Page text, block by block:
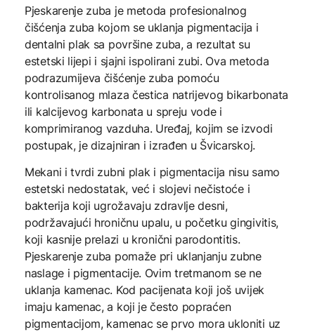
Pjeskarenje zuba je metoda profesionalnog
čišćenja zuba kojom se uklanja pigmentacija i
dentalni plak sa površine zuba, a rezultat su
estetski lijepi i sjajni ispolirani zubi. Ova metoda
podrazumijeva čišćenje zuba pomoću
kontrolisanog mlaza čestica natrijevog bikarbonata
ili kalcijevog karbonata u spreju vode i
komprimiranog vazduha. Uređaj, kojim se izvodi
postupak, je dizajniran i izrađen u Švicarskoj.
Mekani i tvrdi zubni plak i pigmentacija nisu samo
estetski nedostatak, već i slojevi nečistoće i
bakterija koji ugrožavaju zdravlje desni,
podržavajući hroničnu upalu, u početku gingivitis,
koji kasnije prelazi u kronični parodontitis.
Pjeskarenje zuba pomaže pri uklanjanju zubne
naslage i pigmentacije. Ovim tretmanom se ne
uklanja kamenac. Kod pacijenata koji još uvijek
imaju kamenac, a koji je često popraćen
pigmentacijom, kamenac se prvo mora ukloniti uz